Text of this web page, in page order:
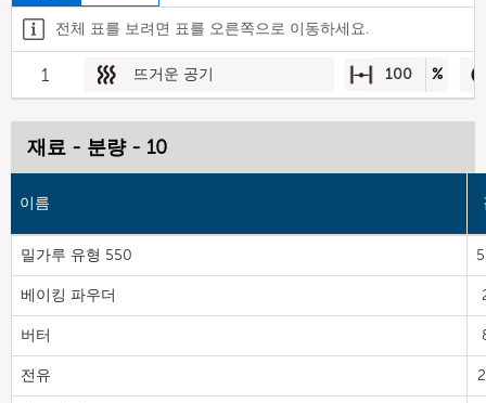
전체 표를 보려면 표를 오른쪽으로 이동하세요.
1 뜨거운 공기 100 %
재료 - 분량 - 10
이름
밀가루 유형 550
베이킹 파우더
버터
전유